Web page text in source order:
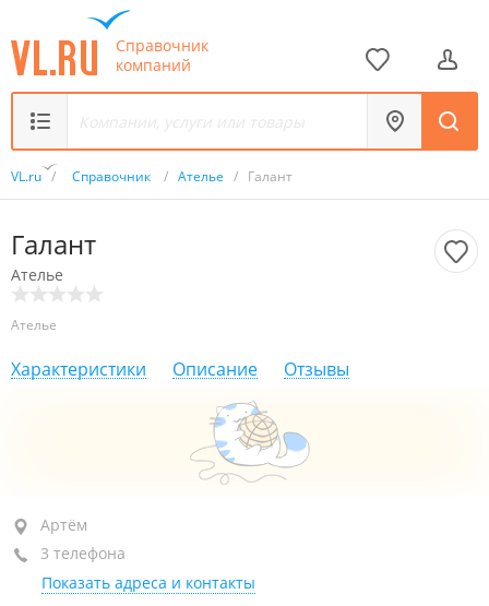
Справочник
компаний
VL.ru / Справочник / Ателье / Галант
Галант
Ателье
Ателье
Характеристики Описание Отзывы
Артём, ул. Кирова, 9/1
+7 924 421-25-53
+7 924 252-03-90
Артём
3 телефона
Показать адреса и контакты